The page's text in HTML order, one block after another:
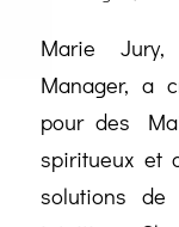
Marie Jury,
Manager, a
pour des
spiritueux et
solutions de